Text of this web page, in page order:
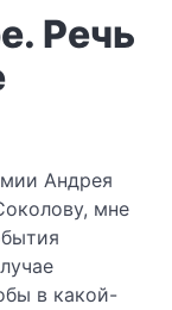
Речь
Андрея
мне
в какой-